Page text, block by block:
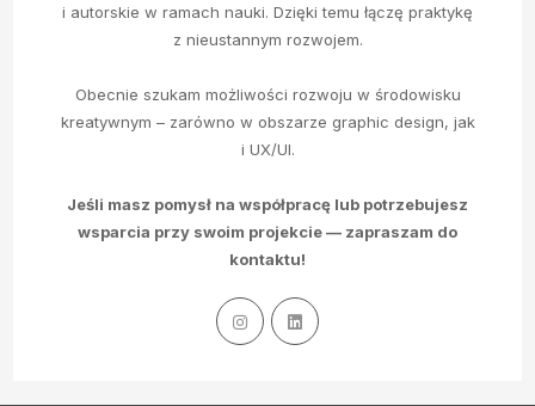
i autorskie w ramach nauki. Dzięki temu łączę praktykę
z nieustannym rozwojem.
Obecnie szukam możliwości rozwoju w środowisku
kreatywnym – zarówno w obszarze graphic design, jak
i UX/UI.
Jeśli masz pomysł na współpracę lub potrzebujesz
wsparcia przy swoim projekcie — zapraszam do
kontaktu!